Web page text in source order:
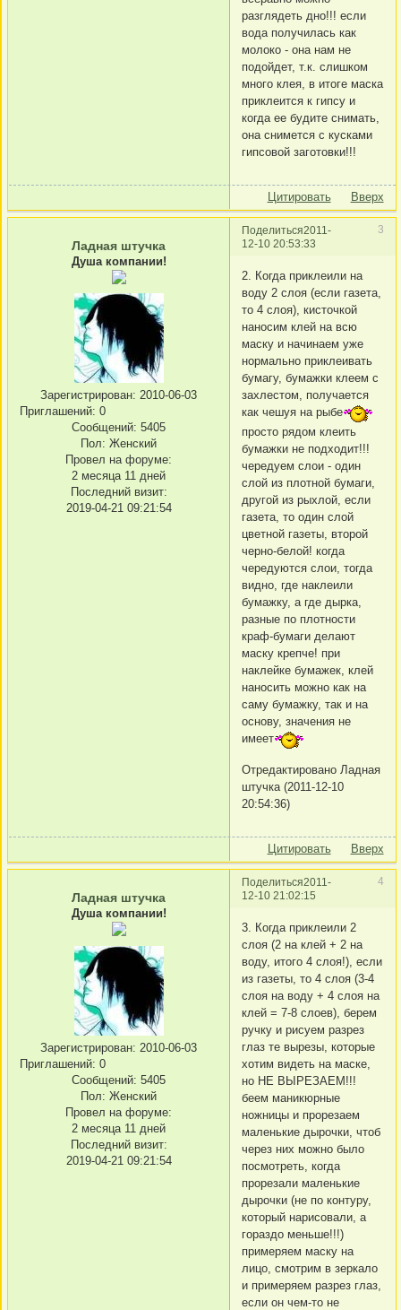
разглядеть дно!!! если
вода получилась как
молоко - она нам не
подойдет, т.к. слишком
много клея, в итоге маска
приклеится к гипсу и
когда ее будите снимать,
она снимется с кусками
гипсовой заготовки!!!
Цитировать Вверх
Поделиться 3
2011-
12-10 20:53:33
Ладная штучка
Душа компании!
Зарегистрирован: 2010-06-03
Приглашений: 0
Сообщений: 5405
Пол: Женский
Провел на форуме:
2 месяца 11 дней
Последний визит:
2019-04-21 09:21:54
2. Когда приклеили на
воду 2 слоя (если газета,
то 4 слоя), кисточкой
наносим клей на всю
маску и начинаем уже
нормально приклеивать
бумагу, бумажки клеем с
захлестом, получается
как чешуя на рыбе
просто рядом клеить
бумажки не подходит!!!
чередуем слои - один
слой из плотной бумаги,
другой из рыхлой, если
газета, то один слой
цветной газеты, второй
черно-белой! когда
чередуются слои, тогда
видно, где наклеили
бумажку, а где дырка,
разные по плотности
краф-бумаги делают
маску крепче! при
наклейке бумажек, клей
наносить можно как на
саму бумажку, так и на
основу, значения не
имеет
Отредактировано Ладная
штучка (2011-12-10
20:54:36)
Цитировать Вверх
Поделиться 4
2011-
12-10 21:02:15
Ладная штучка
Душа компании!
Зарегистрирован: 2010-06-03
Приглашений: 0
Сообщений: 5405
Пол: Женский
Провел на форуме:
2 месяца 11 дней
Последний визит:
2019-04-21 09:21:54
3. Когда приклеили 2
слоя (2 на клей + 2 на
воду, итого 4 слоя!), если
из газеты, то 4 слоя (3-4
слоя на воду + 4 слоя на
клей = 7-8 слоев), берем
ручку и рисуем разрез
глаз те вырезы, которые
хотим видеть на маске,
но НЕ ВЫРЕЗАЕМ!!!
беем маникюрные
ножницы и прорезаем
маленькие дырочки, чтоб
через них можно было
посмотреть, когда
прорезали маленькие
дырочки (не по контуру,
который нарисовали, а
гораздо меньше!!!)
примеряем маску на
лицо, смотрим в зеркало
и примеряем разрез глаз,
если он чем-то не